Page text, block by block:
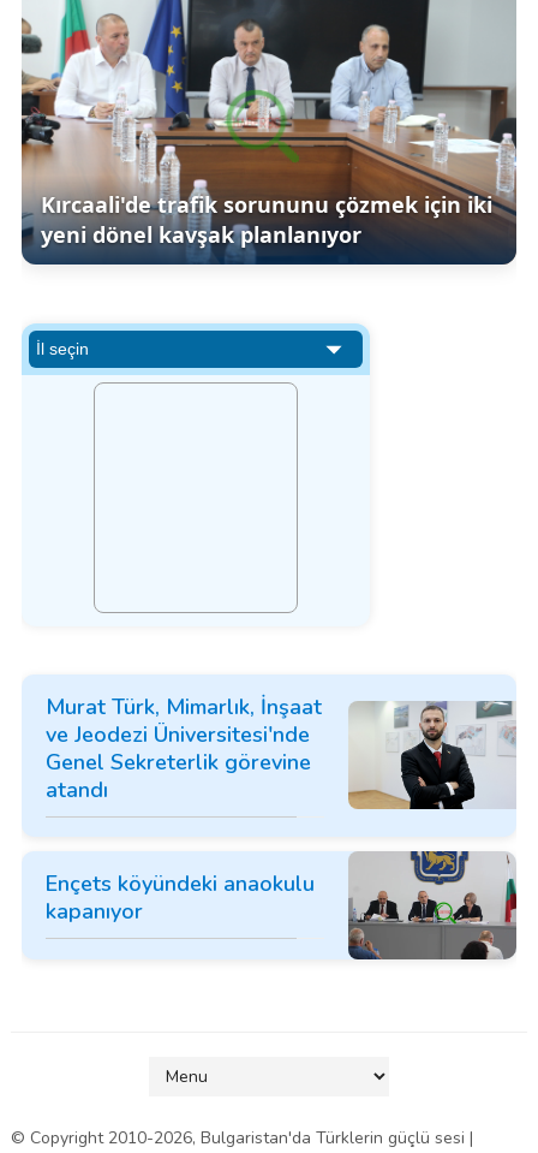
Kırcaali'de trafik sorununu çözmek için iki
yeni dönel kavşak planlanıyor
Murat Türk, Mimarlık, İnşaat
ve Jeodezi Üniversitesi'nde
Genel Sekreterlik görevine
atandı
Ençets köyündeki anaokulu
kapanıyor
© Copyright 2010-2026, Bulgaristan'da Türklerin güçlü sesi |